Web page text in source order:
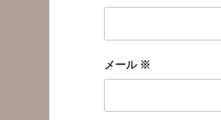
メール ※